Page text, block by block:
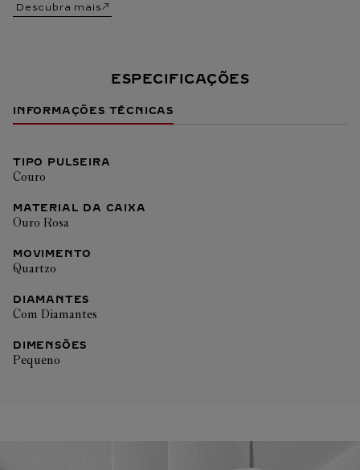
Descubra mais
ESPECIFICAÇÕES
INFORMAÇÕES TÉCNICAS
TIPO PULSEIRA
Couro
MATERIAL DA CAIXA
Ouro Rosa
MOVIMENTO
Quartzo
DIAMANTES
Com Diamantes
DIMENSÕES
Pequeno